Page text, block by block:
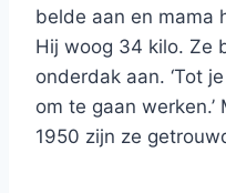
belde aan en mama
Hij woog 34 kilo. Ze
onderdak aan. ‘Tot
om te gaan
1950 zijn ze